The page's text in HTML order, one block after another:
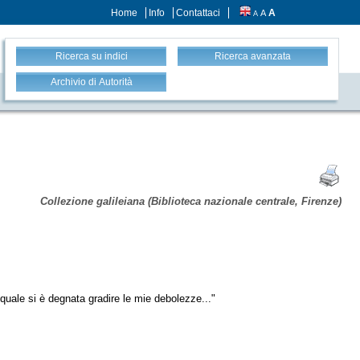
Home Info Contattaci A A A
Ricerca su indici Ricerca avanzata
Archivio di Autorità